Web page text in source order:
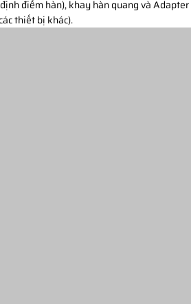
điểm hàn), khay hàn quang và Adapter
thiết bị khác).